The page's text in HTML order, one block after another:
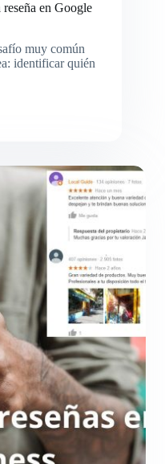
en Google
muy común
identificar quién